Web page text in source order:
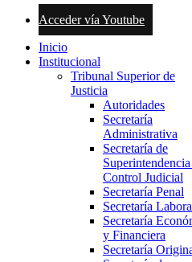
Acceder vía Youtube
Inicio
Institucional
Tribunal Superior de
Justicia
Autoridades
Secretaría
Administrativa
Secretaría de
Control Judicial
Secretaría Penal
Secretaría
Secretaría
y Financiera
Secretaría